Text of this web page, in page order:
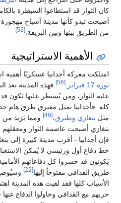
كان الثوار قد استطاعوا السيطرة
من الطريق بينها وبين البريقة. [53]
الأهمية الاستراتيجية
امتلكت معركة أجدابيا عسكريًا أهمية
ثورة 17 فبراير
[56]
فهذه المدينة تعد
عليه الثوار، ومن يُسيطر عليها يَكون
كله. فأجدابيا تمثل مفترق طرق هام
مثل بنغازي وطبرق،[49]
ومما يَزيد من
بنغازي أصبحت عاصمة الثوار ومعقلهم
فإن أجدابيا - أقرب مدينة كبيرة إلى
خط دفاع أول ورئيسي لا يُمكن
يَكونون قد خسروا كل دفاعاتهم
طريق القذافي مفتوحاً إليها[22]
الأسباب كلها فقد لقيت هذه المدينة
حربهم مع القذافي وحاولوا الدفاع عنها